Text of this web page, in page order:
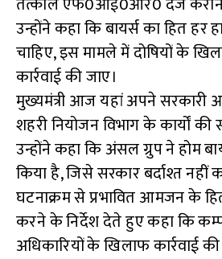
उन्होंने कहा कि बायर्स का हित हर
चाहिए, इस मामले में दोषियों के
कार्रवाई की जाए।
मुख्यमंत्री आज यहां अपने
शहरी नियोजन विभाग के कार्यों की
उन्होंने कहा कि अंसल ग्रुप ने होम
किया है, जिसे सरकार बर्दाश्त नहीं
घटनाक्रम से प्रभावित आमजन के
करने के निर्देश देते हुए कहा कि
अधिकारियों के खिलाफ कार्रवाई